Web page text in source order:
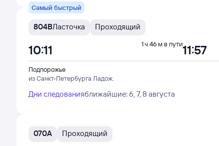
Самый быстрый
804ВЛасточка Проходящий
Подпорожье
из Санкт-Петербурга Ладож.
10:11 11:57
1 ч 46 м в пути
Дни следованияближайшие: 6, 7, 8 августа
070А Проходящий